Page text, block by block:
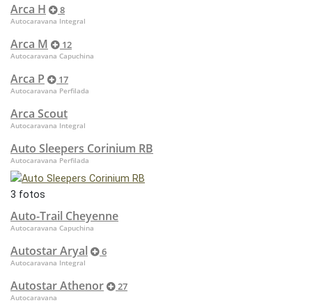
Arca H 8
Autocaravana Integral
Arca M 12
Autocaravana Capuchina
Arca P 17
Autocaravana Perfilada
Arca Scout
Autocaravana Integral
Auto Sleepers Corinium RB
Autocaravana Perfilada
3 fotos
Auto-Trail Cheyenne
Autocaravana Capuchina
Autostar Aryal 6
Autocaravana Integral
Autostar Athenor 27
Autocaravana